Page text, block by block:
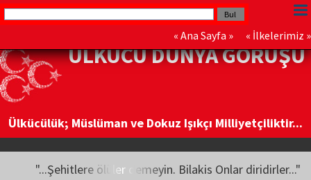
« Ana Sayfa » « İlkelerimiz »
ÜLKÜCÜ DÜNYA GÖRÜŞÜ
Ülkücülük; Müslüman ve Dokuz Işıkçı Milliyetçiliktir...
"...Şehitlere ölüler demeyin. Bilakis Onlar diridirler..."